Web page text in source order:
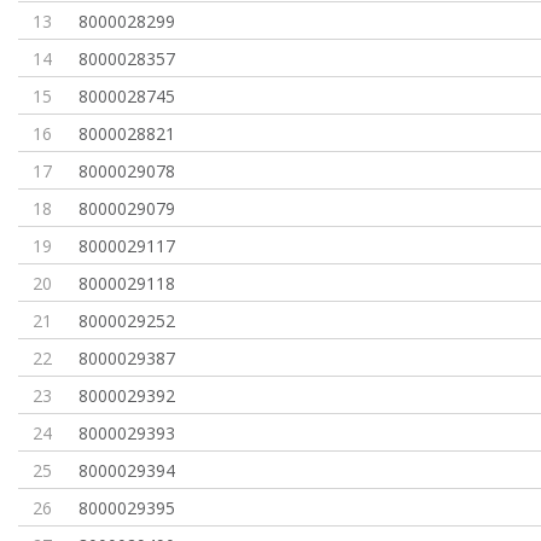
13
8000028299
14
8000028357
15
8000028745
16
8000028821
17
8000029078
18
8000029079
19
8000029117
20
8000029118
21
8000029252
22
8000029387
23
8000029392
24
8000029393
25
8000029394
26
8000029395